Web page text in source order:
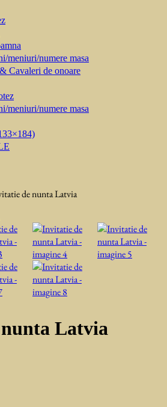
meniuri/numere masa
Cavaleri de onoare
meniuri/numere masa
de nunta Latvia
Latvia